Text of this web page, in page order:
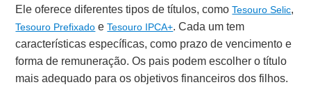
Ele oferece diferentes tipos de títulos, comoTesouro Selic,
Tesouro Prefixado eTesouro IPCA+. Cada um tem
características específicas, como prazo de vencimento e
forma de remuneração. Os pais podem escolher o título
mais adequado para os objetivos financeiros dos filhos.